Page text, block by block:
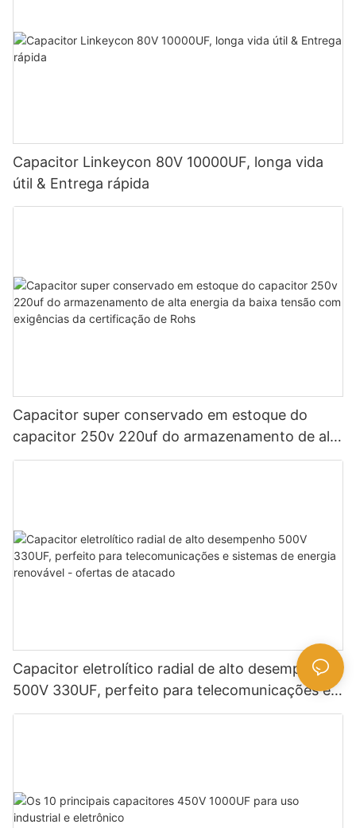
Capacitor Linkeycon 80V 10000UF, longa vida
útil & Entrega rápida
Capacitor super conservado em estoque do
capacitor 250v 220uf do armazenamento de alta
energia da baixa tensão com exigências da
Capacitor eletrolítico radial de alto desempenho
500V 330UF, perfeito para telecomunicações e
sistemas de energia renovável - ofertas de